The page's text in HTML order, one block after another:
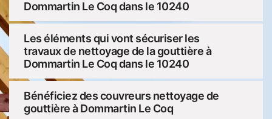
Dommartin Le Coq dans le 10240
Les éléments qui vont sécuriser les
travaux de nettoyage de la gouttière à
Dommartin Le Coq dans le 10240
Bénéficiez des couvreurs nettoyage de
gouttière à Dommartin Le Coq